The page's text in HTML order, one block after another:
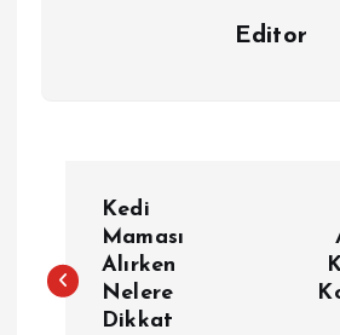
Editor
z
Kedi
Maması
Alırken
Nelere
Dikkat